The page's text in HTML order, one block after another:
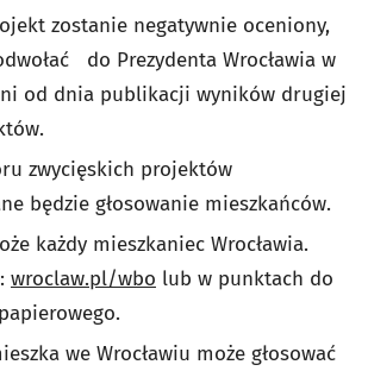
zostanie negatywnie oceniony,
do Prezydenta Wrocławia w
od dnia publikacji wyników drugiej
zwycięskich projektów
będzie głosowanie mieszkańców.
każdy mieszkaniec Wrocławia.
wroclaw.pl/wbo lub w punktach do
we Wrocławiu może głosować